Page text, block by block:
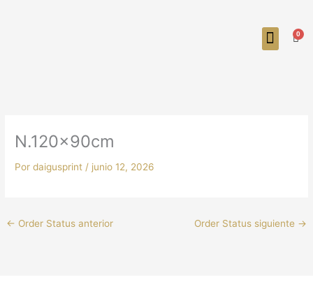
0
N.120x90cm
Pordaigusprint/ junio 12, 2026
← Order Status anterior Order Status siguiente →